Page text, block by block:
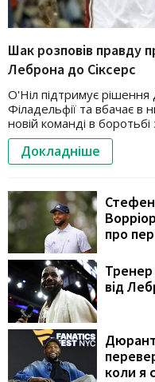
Шак розповів правду
Леброна до Сіксерс
О'Ніл підтримує
Філадельфії та вбачає в
новій команді в боротьбі
Докладніше
про
Тренер
від
коли я